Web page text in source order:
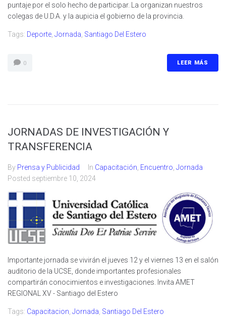
puntaje por el solo hecho de participar. La organizan nuestros
colegas de U.D.A. y la aupicia el gobierno de la provincia.
Tags: Deporte Jornada Santiago Del Estero
0 LEER MÁS
JORNADAS DE INVESTIGACIÓN Y
TRANSFERENCIA
By Prensa y Publicidad In Capacitación Encuentro Jornada
Posted septiembre 10, 2024
Importante jornada se vivirán el jueves 12 y el viernes 13 en el salón
auditorio de la UCSE, donde importantes profesionales
compartirán conocimientos e investigaciones. Invita AMET
REGIONAL XV - Santiago del Estero
Tags: Capacitacion Jornada Santiago Del Estero